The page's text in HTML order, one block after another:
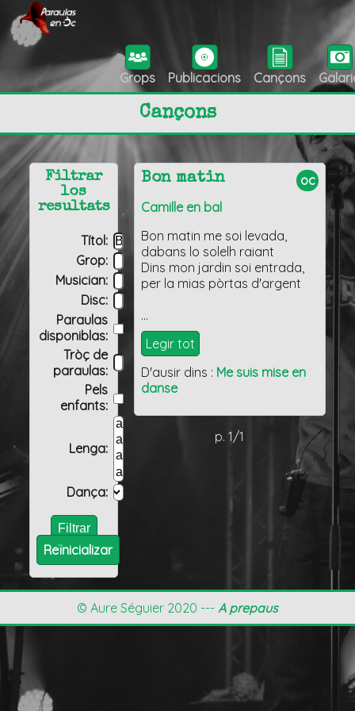
Grops Publicacions Cançons
Cançons
oc
Bon matin
Camille en bal
Bon matin me soi levada,
dabans lo solelh raiant
Dins mon jardin soi entrada,
per la mias pòrtas d'argent
…
Legir tot
D'ausir dins : Me suis mise en
danse
p. 1/1
Filtrar
los
resultats
Títol:
Grop:
Musician:
Disc:
Paraulas
disponiblas:
Tròç de
paraulas:
Pels
enfants:
Lenga:
Dança:
Reïnicializar
© Aure Séguier 2020 --- A prepaus